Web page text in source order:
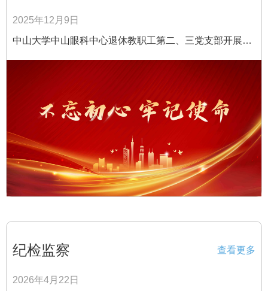
2025年12月9日
中山大学中山眼科中心退休教职工第二、三党支部开展主
纪检监察 查看更多
2026年4月22日